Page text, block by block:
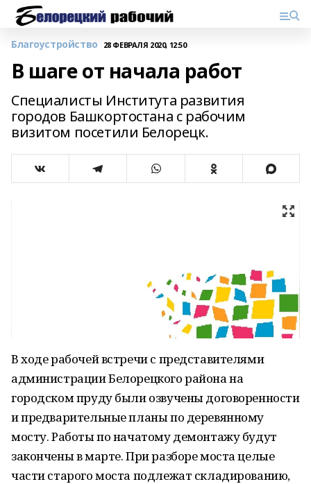
Благоустройство 28 ФЕВРАЛЯ 2020, 12:50
В шаге от начала работ
Специалисты Института развития
городов Башкортостана с рабочим
визитом посетили Белорецк.
В ходе рабочей встречи с представителями
администрации Белорецкого района на
городском пруду были озвучены договоренности
и предварительные планы по деревянному
мосту. Работы по начатому демонтажу будут
закончены в марте. При разборе моста целые
части старого моста подлежат складированию,